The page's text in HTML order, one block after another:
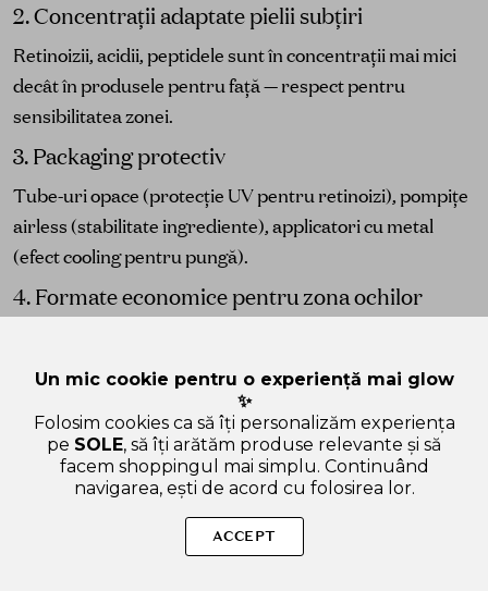
2. Concentrații adaptate pielii subțiri
Retinoizii, acidii, peptidele sunt în concentrații mai mici
decât în produsele pentru față — respect pentru
sensibilitatea zonei.
3. Packaging protectiv
Tube-uri opace (protecție UV pentru retinoizi), pompițe
airless (stabilitate ingrediente), applicatori cu metal
(efect cooling pentru pungă).
4. Formate economice pentru zona ochilor
zilnică (zona ochilor necesită cantități mici).
5. Compatibilitate cu machiajul
Absorbție corectă pentru aplicarea concealer-
ului/corectorului peste — prioritate pentru utilizatori
Greșeli frecvente în
Un mic cookie pentru o experiență mai glow
✨
Folosim cookies ca să îți personalizăm experiența
pe SOLE, să îți arătăm produse relevante și să
facem shoppingul mai simplu. Continuând
navigarea, ești de acord cu folosirea lor.
ACCEPT